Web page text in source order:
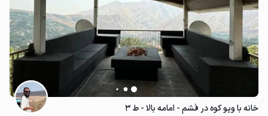
خانه با ویو کوه در فشم - امامه بالا - ط ۳